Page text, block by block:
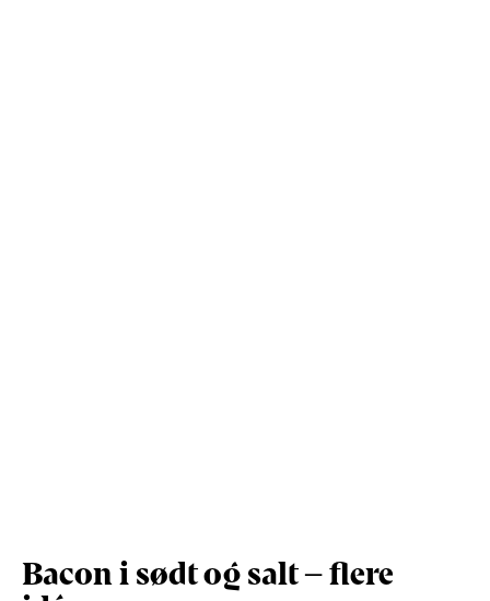
Bacon i sødt og salt – flere